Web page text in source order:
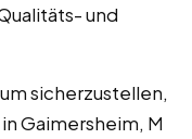
und
sicherzustellen,
Gaimersheim, M